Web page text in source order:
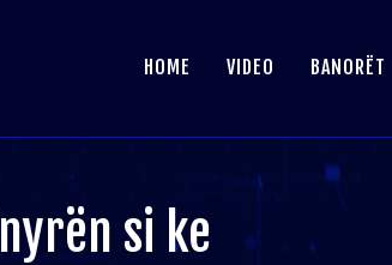
HOME VIDEO BANORËT
si ke